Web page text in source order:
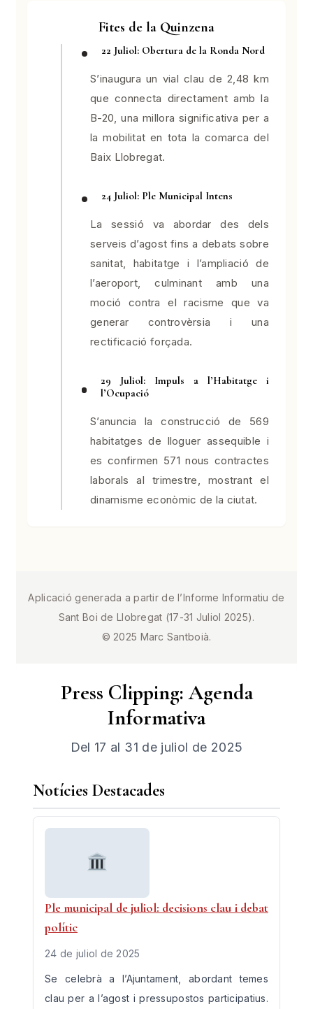
Fites de la Quinzena
22 Juliol: Obertura de la Ronda Nord
S’inaugura un vial clau de 2,48 km
que connecta directament amb la
B-20, una millora significativa per a
la mobilitat en tota la comarca del
Baix Llobregat.
24 Juliol: Ple Municipal Intens
La sessió va abordar des dels
serveis d’agost fins a debats sobre
sanitat, habitatge i l’ampliació de
l’aeroport, culminant amb una
moció contra el racisme que va
generar controvèrsia i una
rectificació forçada.
29 Juliol: Impuls a l’Habitatge i
l’Ocupació
S’anuncia la construcció de 569
habitatges de lloguer assequible i
es confirmen 571 nous contractes
laborals al trimestre, mostrant el
dinamisme econòmic de la ciutat.
Aplicació generada a partir de l’Informe Informatiu de
Sant Boi de Llobregat (17-31 Juliol 2025).
© 2025 Marc Santboià.
Press Clipping: Agenda
Informativa
Del 17 al 31 de juliol de 2025
Notícies Destacades
Ple municipal de juliol: decisions clau i debat
polític
24 de juliol de 2025
Se celebrà a l’Ajuntament, abordant temes
clau per a l’agost i pressupostos participatius.